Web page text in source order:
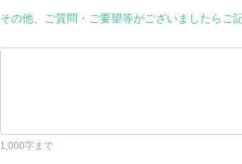
その他、ご質問・ご要望等がございましたらご
1,000字まで